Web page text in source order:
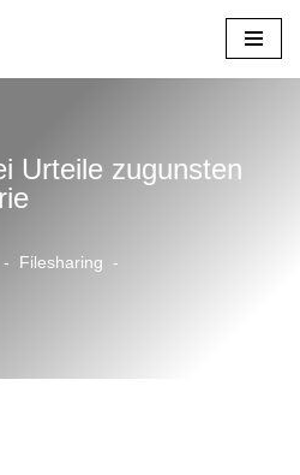
Urteile zugunsten
Filesharing